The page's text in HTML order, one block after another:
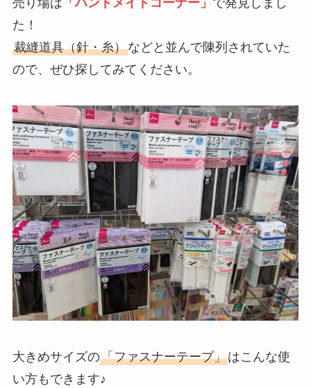
売り場は 「ハンドメイドコーナー」 で発見しまし
た！
裁縫道具（針・糸）などと並んで陳列されていた
ので、ぜひ探してみてください。
大きめサイズの「ファスナーテープ」はこんな使
い方もできます♪